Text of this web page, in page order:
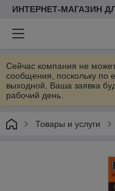
ИНТЕРНЕТ-МАГАЗИН
Сейчас компания не
сообщения, поскольку по
выходной. Ваша заявка
рабочий день.
Товары и услуги